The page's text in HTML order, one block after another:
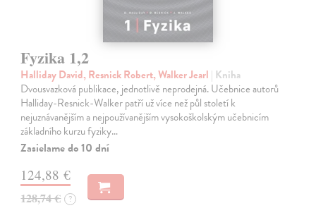
Fyzika 1,2
Halliday David, Resnick Robert, Walker Jearl | Kniha
Dvousvazková publikace, jednotlivě neprodejná. Učebnice autorů
Halliday-Resnick-Walker patří už více než půl století k
nejuznávanějším a nejpoužívanějším vysokoškolským učebnicím
základního kurzu fyziky…
Zasielame do 10 dní
124,88 €
128,74 € ?